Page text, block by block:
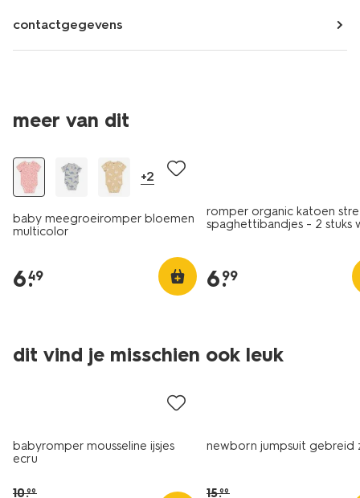
contactgegevens
meer van dit
+2
baby meegroeiromper bloemen
multicolor
6.
49
romper organic katoen
spaghettibandjes - 2 stuks
6.
99
dit vind je misschien ook leuk
sale
babyromper mousseline ijsjes
ecru
10.99
sale
newborn jumpsuit gebreid
15.99